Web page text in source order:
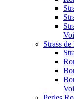
Strass
Perles